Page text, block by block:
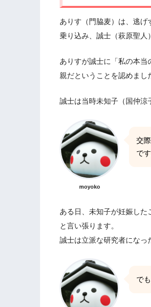
ありす（門脇麦）は、逃
乗り込み、誠士（萩原聖人
ありすが誠士に「私の本
親だということを認めまし
誠士は当時未知子（国仲涼
moyoko
交
です
ある日、未知子が妊娠し
と言い張ります。
誠士は立派な研究者になっ
で